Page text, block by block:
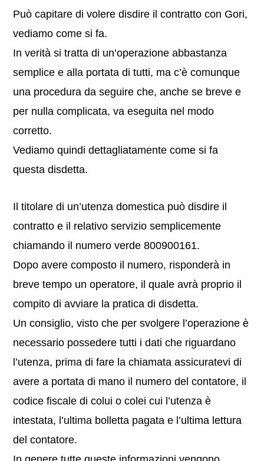
Può capitare di volere disdire il contratto con Gori,
vediamo come si fa.
In verità si tratta di un’operazione abbastanza
semplice e alla portata di tutti, ma c’è comunque
una procedura da seguire che, anche se breve e
per nulla complicata, va eseguita nel modo
corretto.
Vediamo quindi dettagliatamente come si fa
questa disdetta.
Il titolare di un’utenza domestica può disdire il
contratto e il relativo servizio semplicemente
chiamando il numero verde 800900161.
Dopo avere composto il numero, risponderà in
breve tempo un operatore, il quale avrà proprio il
compito di avviare la pratica di disdetta.
Un consiglio, visto che per svolgere l’operazione è
necessario possedere tutti i dati che riguardano
l’utenza, prima di fare la chiamata assicuratevi di
avere a portata di mano il numero del contatore, il
codice fiscale di colui o colei cui l’utenza è
intestata, l’ultima bolletta pagata e l’ultima lettura
del contatore.